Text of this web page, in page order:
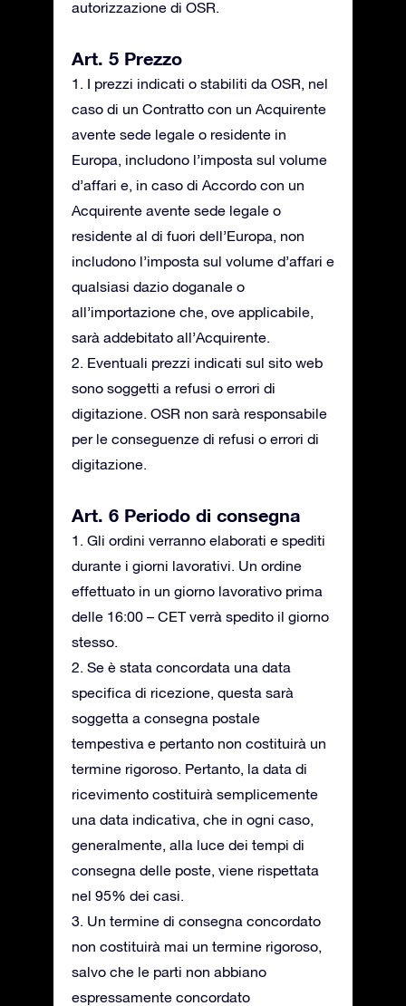
autorizzazione di OSR.
Art. 5 Prezzo
1. I prezzi indicati o stabiliti da OSR, nel
caso di un Contratto con un Acquirente
avente sede legale o residente in
Europa, includono l’imposta sul volume
d’affari e, in caso di Accordo con un
Acquirente avente sede legale o
residente al di fuori dell’Europa, non
includono l’imposta sul volume d’affari e
qualsiasi dazio doganale o
all’importazione che, ove applicabile,
sarà addebitato all’Acquirente.
2. Eventuali prezzi indicati sul sito web
sono soggetti a refusi o errori di
digitazione. OSR non sarà responsabile
per le conseguenze di refusi o errori di
digitazione.
Art. 6 Periodo di consegna
1. Gli ordini verranno elaborati e spediti
durante i giorni lavorativi. Un ordine
effettuato in un giorno lavorativo prima
delle 16:00 – CET verrà spedito il giorno
stesso.
2. Se è stata concordata una data
specifica di ricezione, questa sarà
soggetta a consegna postale
tempestiva e pertanto non costituirà un
termine rigoroso. Pertanto, la data di
ricevimento costituirà semplicemente
una data indicativa, che in ogni caso,
generalmente, alla luce dei tempi di
consegna delle poste, viene rispettata
nel 95% dei casi.
3. Un termine di consegna concordato
non costituirà mai un termine rigoroso,
salvo che le parti non abbiano
espressamente concordato